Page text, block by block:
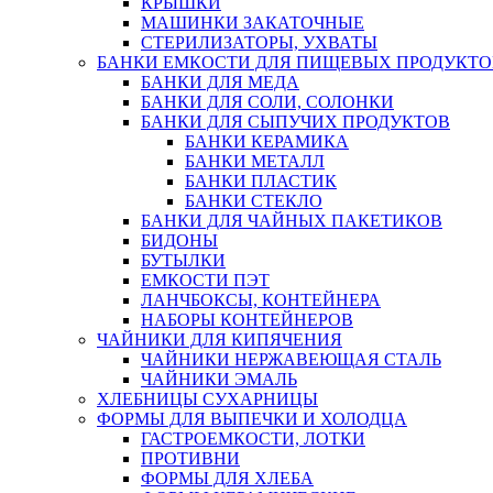
МАШИНКИ ЗАКАТОЧНЫЕ
СТЕРИЛИЗАТОРЫ, УХВАТЫ
БАНКИ ЕМКОСТИ ДЛЯ ПИЩЕВЫХ
БАНКИ ДЛЯ МЕДА
БАНКИ ДЛЯ СОЛИ, СОЛОНКИ
БАНКИ ДЛЯ СЫПУЧИХ ПРОДУКТОВ
БАНКИ КЕРАМИКА
БАНКИ МЕТАЛЛ
БАНКИ ПЛАСТИК
БАНКИ СТЕКЛО
БАНКИ ДЛЯ ЧАЙНЫХ ПАКЕТИКОВ
БИДОНЫ
БУТЫЛКИ
ЕМКОСТИ ПЭТ
ЛАНЧБОКСЫ, КОНТЕЙНЕРА
НАБОРЫ КОНТЕЙНЕРОВ
ЧАЙНИКИ ДЛЯ КИПЯЧЕНИЯ
ЧАЙНИКИ НЕРЖАВЕЮЩАЯ СТАЛЬ
ЧАЙНИКИ ЭМАЛЬ
ХЛЕБНИЦЫ СУХАРНИЦЫ
ФОРМЫ ДЛЯ ВЫПЕЧКИ И ХОЛОДЦА
ГАСТРОЕМКОСТИ, ЛОТКИ
ПРОТИВНИ
ФОРМЫ ДЛЯ ХЛЕБА